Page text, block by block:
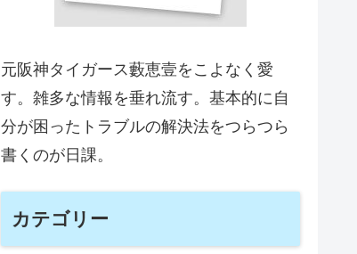
元阪神タイガース藪恵壹をこよなく愛
す。雑多な情報を垂れ流す。基本的に自
分が困ったトラブルの解決法をつらつら
書くのが日課。
カテゴリー